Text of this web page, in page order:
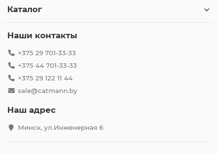
Каталог
Наши контакты
+375 29 701-33-33
+375 44 701-33-33
+375 29 122 11 44
sale@catmann.by
Наш адрес
Минск, ул.Инженерная 6